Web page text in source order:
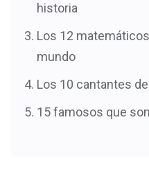
historia
Los 12
mundo
Los 10 cantantes
15 famosos que